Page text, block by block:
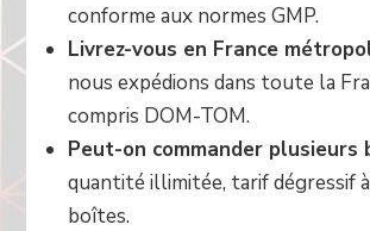
conforme aux normes GMP.
Livrez-vous en France
nous expédions dans toute la
compris DOM-TOM.
Peut-on commander plusieurs
quantité illimitée, tarif dégressif
boîtes.